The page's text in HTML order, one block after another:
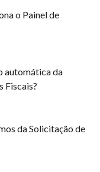
o Painel de
automática da
Fiscais?
da Solicitação de